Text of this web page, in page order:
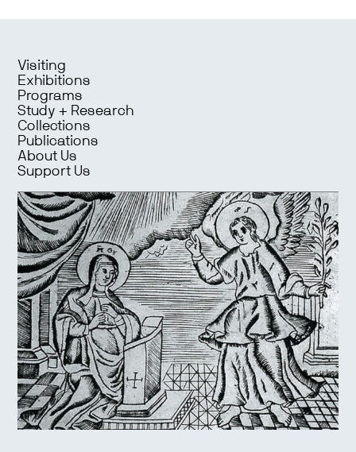
Visiting
Exhibitions
Programs
Study + Research
Collections
Publications
About Us
Support Us